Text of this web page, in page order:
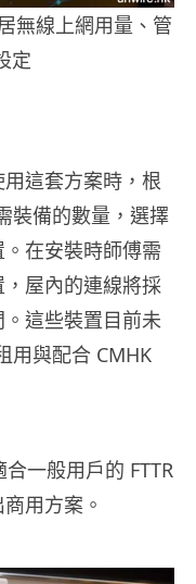
無線上網用量、管
定
這套方案時，根
裝備的數量，選擇
在安裝時師傅需
屋內的連線將採
這些裝置目前未
用與配合 CMHK
一般用戶的 FTTR
用方案。